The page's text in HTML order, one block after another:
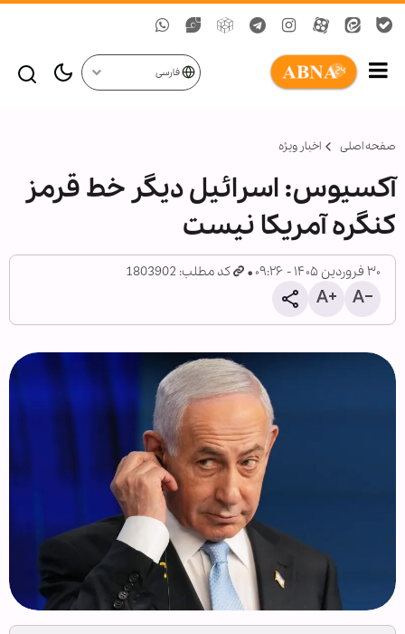
فارسی
صفحه اصلی اخبار ویژه
آکسیوس: اسرائیل دیگر خط قرمز
کنگره آمریکا نیست
۳۰ فروردین ۱۴۰۵ - ۰۹:۲۶ کد مطلب: 1803902